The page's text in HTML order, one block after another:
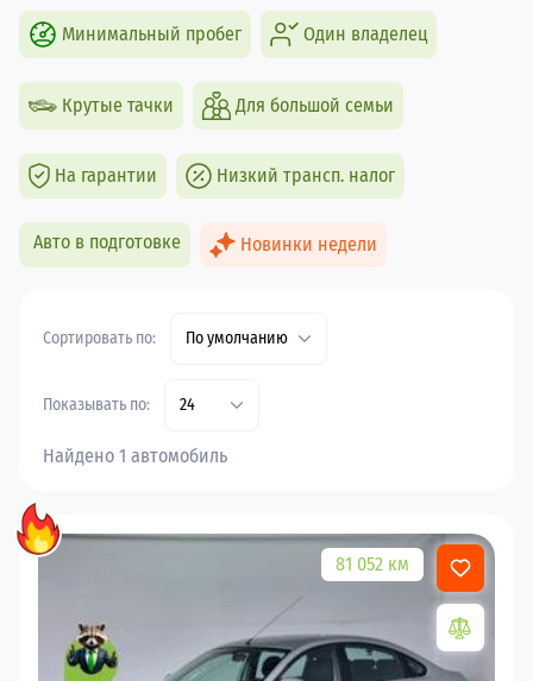
Минимальный пробег Один владелец
Крутые тачки Для большой семьи
На гарантии Низкий трансп. налог
Авто в подготовке Новинки недели
Сортировать по: По умолчанию
Показывать по: 24
Найдено 1 автомобиль
81 052 км